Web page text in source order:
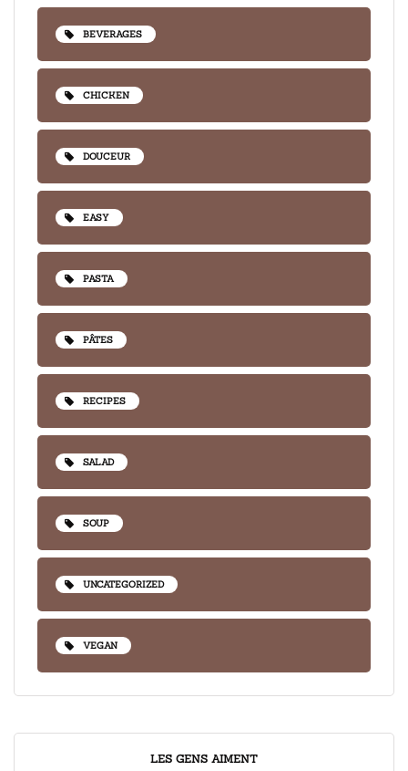
BEVERAGES
CHICKEN
DOUCEUR
EASY
PASTA
PÂTES
RECIPES
SALAD
SOUP
UNCATEGORIZED
VEGAN
LES GENS AIMENT